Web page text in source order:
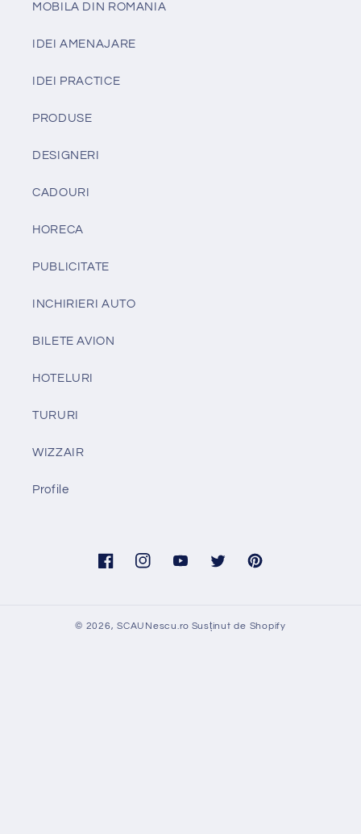
MOBILA DIN ROMANIA
IDEI AMENAJARE
IDEI PRACTICE
PRODUSE
DESIGNERI
CADOURI
HORECA
PUBLICITATE
INCHIRIERI AUTO
BILETE AVION
HOTELURI
TURURI
WIZZAIR
Profile
FacebookInstagramYouTubeTwitter Pinterest
© 2026,SCAUNescu.ro Susținut de Shopify